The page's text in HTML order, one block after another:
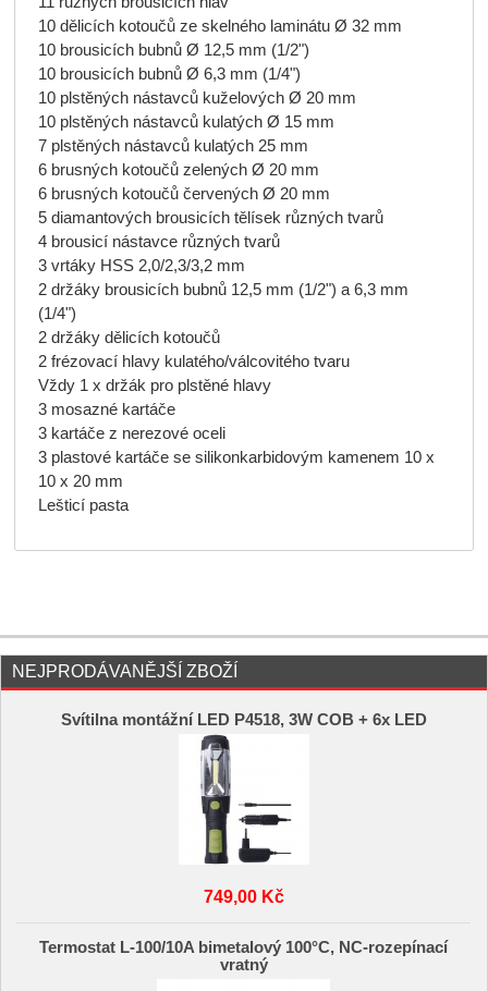
10 dělicích kotoučů ze skelného laminátu Ø 32 mm
10 brousicích bubnů Ø 12,5 mm (1/2")
10 brousicích bubnů Ø 6,3 mm (1/4")
10 plstěných nástavců kuželových Ø 20 mm
10 plstěných nástavců kulatých Ø 15 mm
7 plstěných nástavců kulatých 25 mm
6 brusných kotoučů zelených Ø 20 mm
6 brusných kotoučů červených Ø 20 mm
5 diamantových brousicích tělísek různých tvarů
4 brousicí nástavce různých tvarů
3 vrtáky HSS 2,0/2,3/3,2 mm
2 držáky brousicích bubnů 12,5 mm (1/2") a 6,3 mm
(1/4")
2 držáky dělicích kotoučů
2 frézovací hlavy kulatého/válcovitého tvaru
Vždy 1 x držák pro plstěné hlavy
3 mosazné kartáče
3 kartáče z nerezové oceli
3 plastové kartáče se silikonkarbidovým kamenem 10 x
10 x 20 mm
Lešticí pasta
NEJPRODÁVANĚJŠÍ ZBOŽÍ
Svítilna montážní LED P4518, 3W COB + 6x LED
749,00 Kč
Termostat L-100/10A bimetalový 100°C, NC-rozepínací
vratný